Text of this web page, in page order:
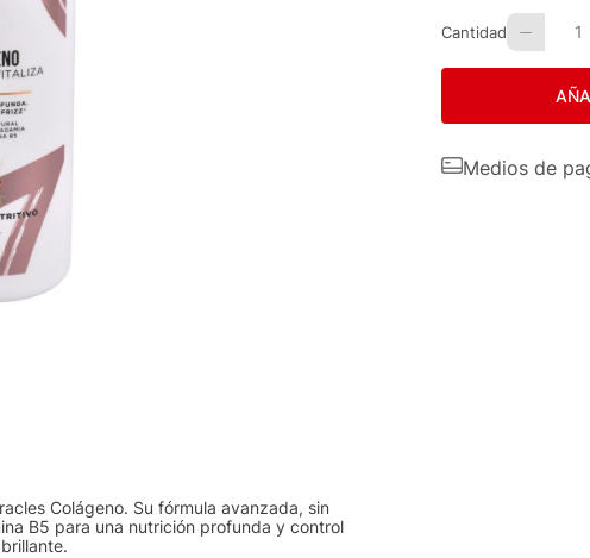
Colágeno. Su fórmula avanzada, sin
B5 para una nutrición profunda y control
Cantidad 1
Medios de